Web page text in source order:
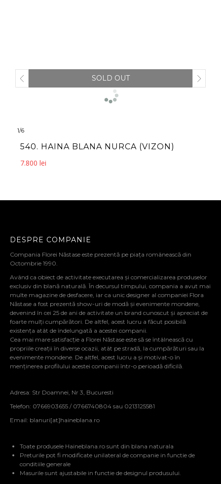
1/6
SOLD OUT
540. HAINA BLANA NURCA (VIZON)
7.800 lei
DESPRE COMPANIE
Compania Florei Năstase este prezentă pe piața românească din
Octombrie 1990.
Având ca obiect de activitate executarea și comercializarea produselor
exclusiv din blană naturală. În decursul timpului, compania a avut mai
multe magazine de desfacere, iar ca unic designer al companiei Flora
Năstase a fost prezentă show-uri de modă și evenimente mondene,
devenind în cei 25 de ani de activitate un brand cunoscut și apreciat de
foarte mulți cumpărători. De altfel, acest lucru a făcut posibilă
existența atât de îndelungată a acestei companii.
Cea mai mare satisfacție a Florei Năstase este să se întâlnească cu
propriile creații în diverse ocazii, atât pe stradă, la cumpărături sau la
evenimente mondene. De altfel, acest lucru a și motivat-o în
menținerea profilului acestei companii într-o perioadă dificilă.
Adresa: Str Doamnei, Nr 3, Bucuresti
Telefon: 0766903655 / 0766740804 sau 0213125581
Email: blanuri[at]haineblana.ro
Toate produsele Haineblana.ro sunt din blana naturala
Preturile pot fi modificate unilateral de companie in functie de
conditiile generale
Masurile sunt ajustabile in functie de designul produsului.